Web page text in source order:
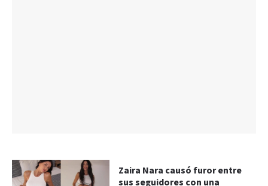
Zaira Nara causó furor entre
sus seguidores con una